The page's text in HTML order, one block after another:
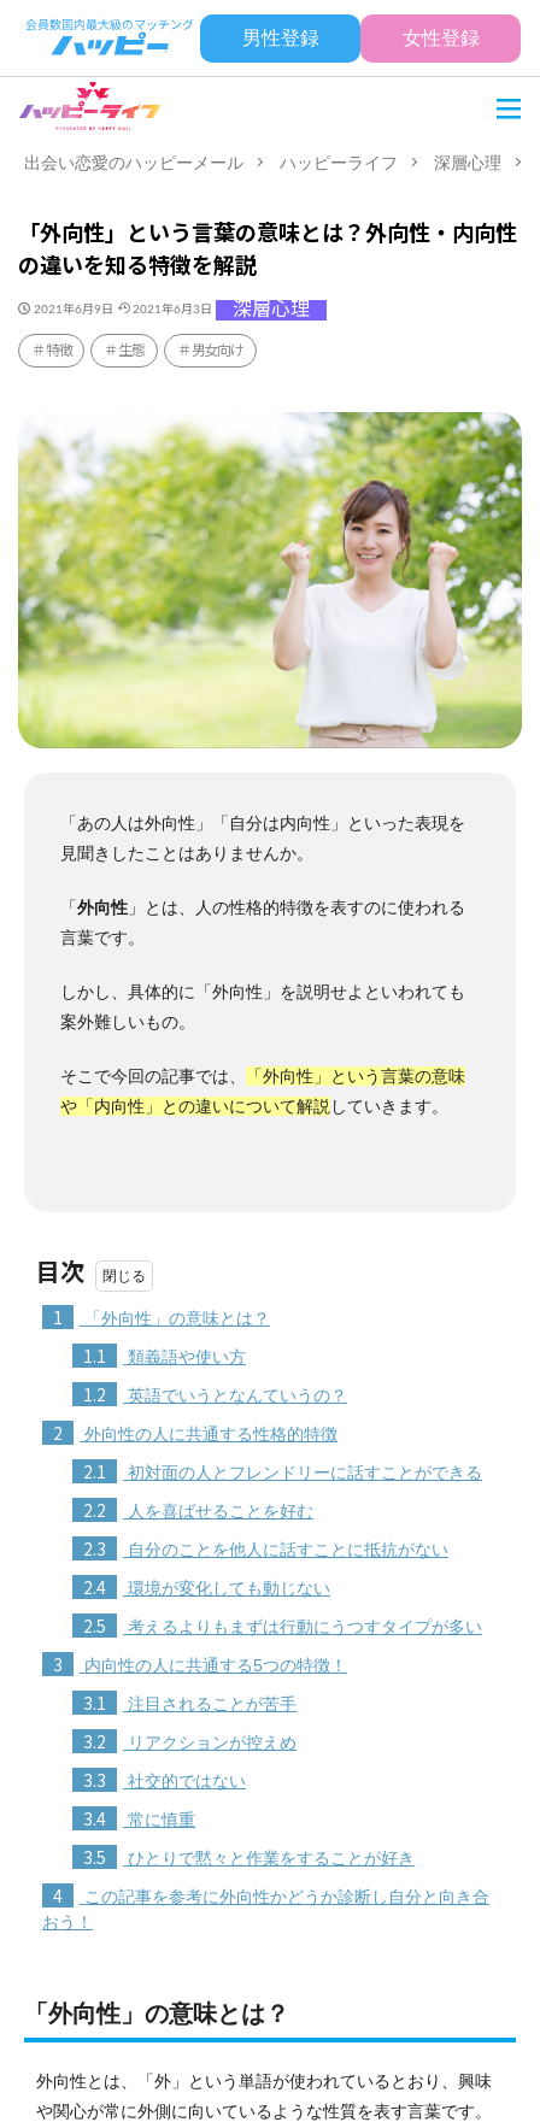
男性登録 女性登録
出会い恋愛のハッピーメール ハッピーライフ 深層心理
「外向性」という言葉の意味とは？外向性・内向性
の違いを知る特徴を解説
2021年6月9日 2021年6月3日 深層心理
特徴 生態 男女向け
「あの人は外向性」「自分は内向性」といった表現を
見聞きしたことはありませんか。
「外向性 」とは、人の性格的特徴を表すのに使われる
言葉です。
しかし、具体的に「外向性」を説明せよといわれても
案外難しいもの。
そこで今回の記事では、
「外向性」という言葉の意味
や「内向性」との違いについて解説 していきます。
目次
1 「外向性」の意味とは？
1.1 類義語や使い方
1.2 英語でいうとなんていうの？
2 外向性の人に共通する性格的特徴
2.1 初対面の人とフレンドリーに話すことができる
2.2 人を喜ばせることを好む
2.3 自分のことを他人に話すことに抵抗がない
2.4 環境が変化しても動じない
2.5 考えるよりもまずは行動にうつすタイプが多い
3 内向性の人に共通する5つの特徴！
3.1 注目されることが苦手
3.2 リアクションが控えめ
3.3 社交的ではない
3.4 常に慎重
3.5 ひとりで黙々と作業をすることが好き
4
この記事を参考に外向性かどうか診断し自分と向き合
おう！
「外向性」の意味とは？
外向性とは、「外」という単語が使われているとおり、興味
や関心が常に外側に向いているような性質を表す言葉です。